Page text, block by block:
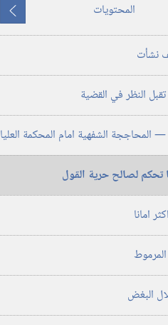
٨‏ ‏‎كانون٢/
‎٢٠٠٣
المحتويات
ما
يلي
نشأت
تقبل النظر في القضية
—‏ المحاججة الشفهية امام المحكمة العليا
تحكم لصالح حرية القول
امانا
البغض